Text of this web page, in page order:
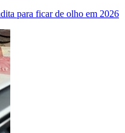
para ficar de olho em 2026